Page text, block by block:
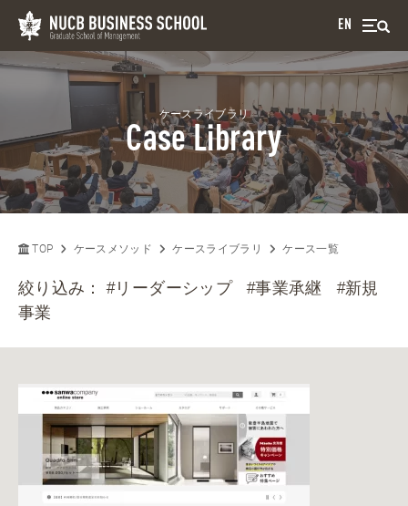
EN
ケースライブラリ
Case Library
TOP ケースメソッド ケースライブラリ ケース一覧
絞り込み：#リーダーシップ #事業承継
#新規
事業